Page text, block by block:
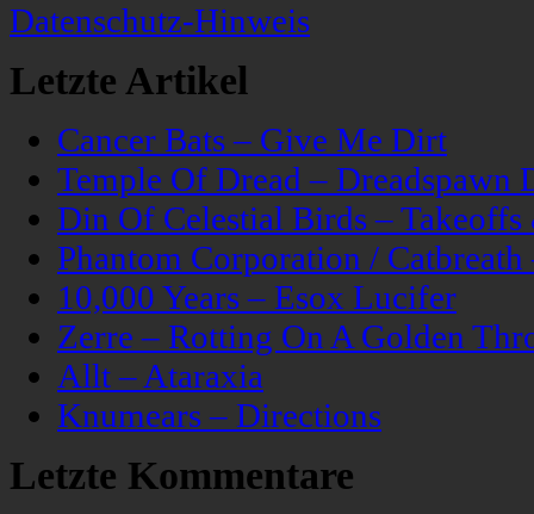
Datenschutz-Hinweis
Letzte Artikel
Cancer Bats – Give Me Dirt
Temple Of Dread – Dreadspawn
Din Of Celestial Birds –
Phantom Corporation /
10,000 Years – Esox Lucifer
Zerre – Rotting On A Golden
Allt – Ataraxia
Knumears – Directions
Letzte Kommentare